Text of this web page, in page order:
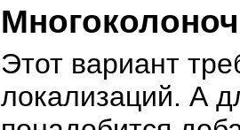
Этот вариант
локализаций. А